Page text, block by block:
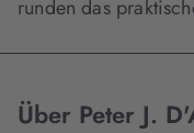
runden das
Über Peter J.